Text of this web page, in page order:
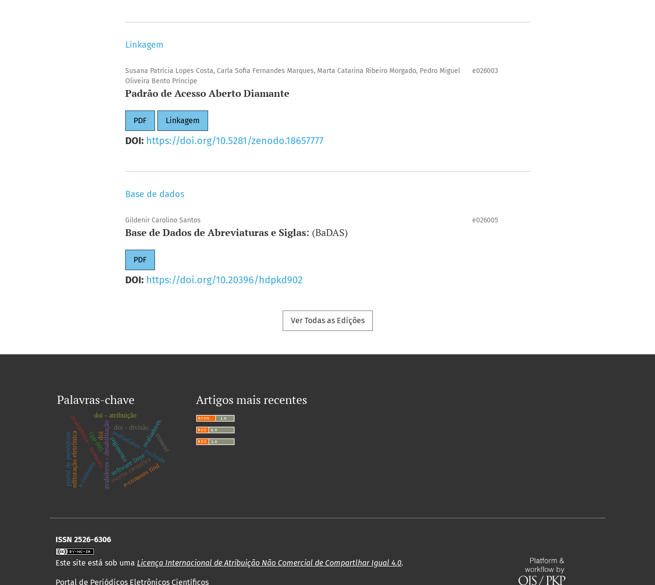
Linkagem
Susana Patrícia Lopes Costa, Carla Sofia Fernandes Marques, Marta Catarina Ribeiro Morgado, Pedro Miguel
Oliveira Bento Príncipe
e026003
Padrão de Acesso Aberto Diamante
PDF Linkagem
DOI: https://doi.org/10.5281/zenodo.18657777
Base de dados
Gildenir Carolino Santos e026005
Base de Dados de Abreviaturas e Siglas: (BaDAS)
PDF
DOI: https://doi.org/10.20396/hdpkd902
Ver Todas as Edições
Palavras-chave
avalidores - desabilitaçãoavaliadores - exclusão
avaliadores - manuais
escrita científica
editoração eletrônica software livre
avaliadores.
doi - atribuição
doi - divisão
e-contents find
e-contents
regimento
portal de periódicos cpp 005
doi crossref
Artigos mais recentes
ISSN 2526-6306
Este site está sob uma Licença Internacional de Atribuição Não Comercial de Compartlhar Igual 4.0.
Portal de Periódicos Eletrônicos Científicos